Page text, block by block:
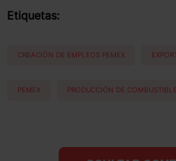
Etiquetas:
CREACIÓN DE EMPLEOS PEMEX
PEMEX PRODUCCIÓN DE